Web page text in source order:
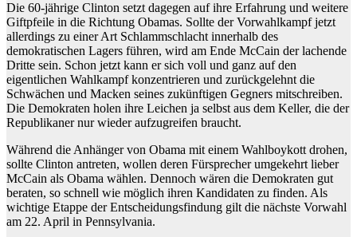
Die 60-jährige Clinton setzt dagegen auf ihre Erfahrung und weitere
Giftpfeile in die Richtung Obamas. Sollte der Vorwahlkampf jetzt
allerdings zu einer Art Schlammschlacht innerhalb des
demokratischen Lagers führen, wird am Ende McCain der lachende
Dritte sein. Schon jetzt kann er sich voll und ganz auf den
eigentlichen Wahlkampf konzentrieren und zurückgelehnt die
Schwächen und Macken seines zukünftigen Gegners mitschreiben.
Die Demokraten holen ihre Leichen ja selbst aus dem Keller, die der
Republikaner nur wieder aufzugreifen braucht.
Während die Anhänger von Obama mit einem Wahlboykott drohen,
sollte Clinton antreten, wollen deren Fürsprecher umgekehrt lieber
McCain als Obama wählen. Dennoch wären die Demokraten gut
beraten, so schnell wie möglich ihren Kandidaten zu finden. Als
wichtige Etappe der Entscheidungsfindung gilt die nächste Vorwahl
am 22. April in Pennsylvania.